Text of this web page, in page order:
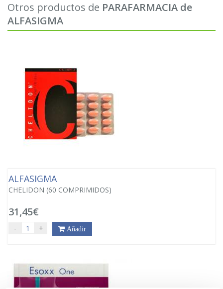
Otros productos de PARAFARMACIA de
ALFASIGMA
ALFASIGMA
CHELIDON (60 COMPRIMIDOS)
31,45€
- + Añadir